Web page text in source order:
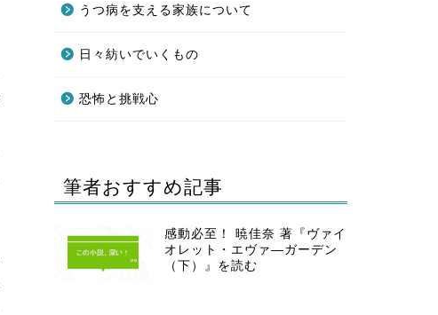
うつ病を支える家族について
日々紡いでいくもの
恐怖と挑戦心
筆者おすすめ記事
感動必至！ 暁佳奈 著『ヴァイ
オレット・エヴァ―ガーデン
（下）』を読む